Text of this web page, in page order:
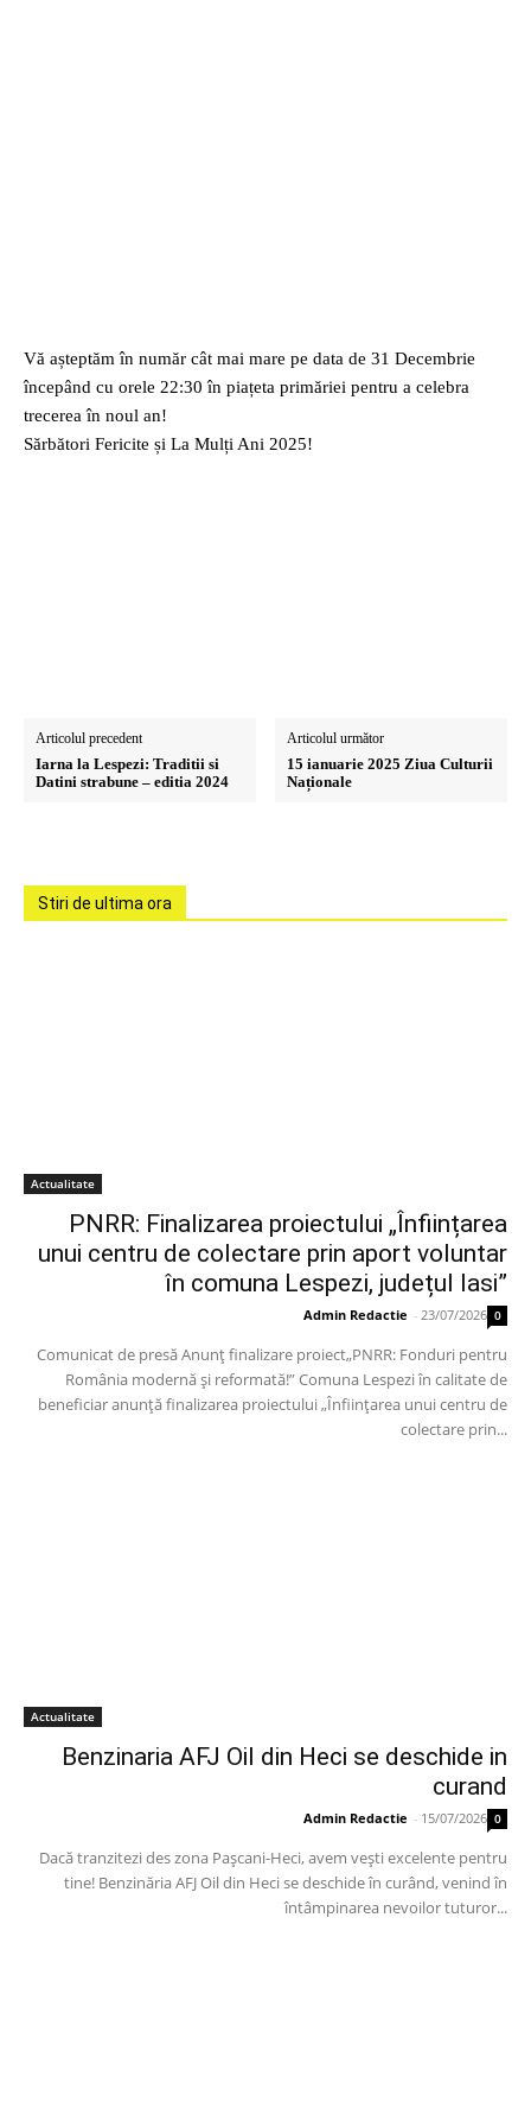
Vă așteptăm în număr cât mai mare pe data de 31 Decembrie
începând cu orele 22:30 în piațeta primăriei pentru a celebra
trecerea în noul an!
Sărbători Fericite și La Mulți Ani 2025!
Articolul precedent
Iarna la Lespezi: Traditii si
Datini strabune – editia 2024
Articolul următor
15 ianuarie 2025 Ziua Culturii
Naționale
Stiri de ultima ora
Actualitate
PNRR: Finalizarea proiectului „Înființarea
unui centru de colectare prin aport voluntar
în comuna Lespezi, județul Iasi”
Admin Redactie - 23/07/2026 0
Comunicat de presă Anunț finalizare proiect„PNRR: Fonduri pentru
România modernă și reformată!” Comuna Lespezi în calitate de
beneficiar anunță finalizarea proiectului „Înființarea unui centru de
colectare prin...
Actualitate
Benzinaria AFJ Oil din Heci se deschide in
curand
Admin Redactie - 15/07/2026 0
Dacă tranzitezi des zona Pașcani-Heci, avem vești excelente pentru
tine! Benzinăria AFJ Oil din Heci se deschide în curând, venind în
întâmpinarea nevoilor tuturor...